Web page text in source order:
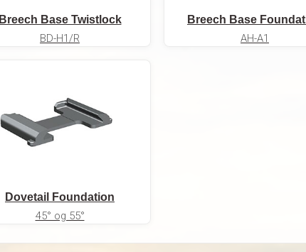
Breech Base Twistlock
BD-H1/R
Breech Base
AH-A1
Dovetail Foundation
45° og 55°